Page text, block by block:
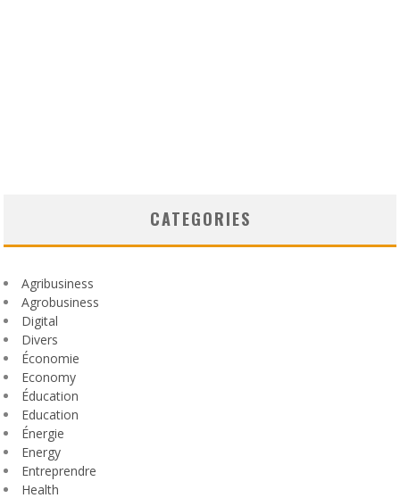
CATEGORIES
Agribusiness
Agrobusiness
Digital
Divers
Économie
Economy
Éducation
Education
Énergie
Energy
Entreprendre
Health